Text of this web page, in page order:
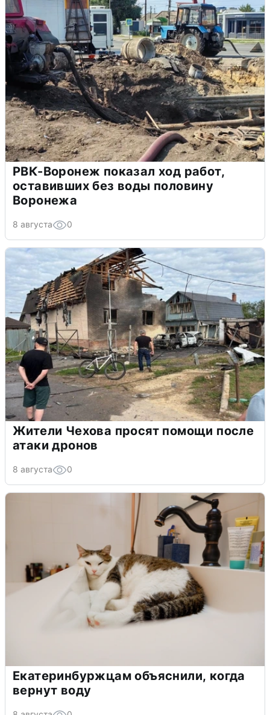
РВК-Воронеж показал ход работ,
оставивших без воды половину
Воронежа
8 августа 0
Жители Чехова просят помощи после
атаки дронов
8 августа 0
Екатеринбуржцам объяснили, когда
вернут воду